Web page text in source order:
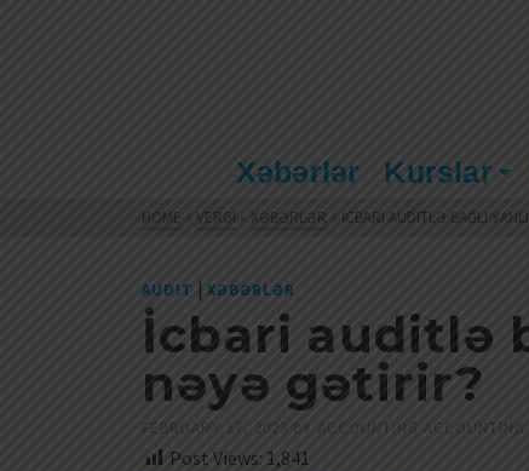
Xəbərlər Kurslar
HOME » VERGI » XƏBƏRLƏR » İCBARI AUDITLƏ BAĞLI
AUDIT | XƏBƏRLƏR
İcbari auditlə
nəyə gətirir?
FEBRUARY 17, 2023 BY ACCOUNTING ACCOUNTING
Post Views: 1,841